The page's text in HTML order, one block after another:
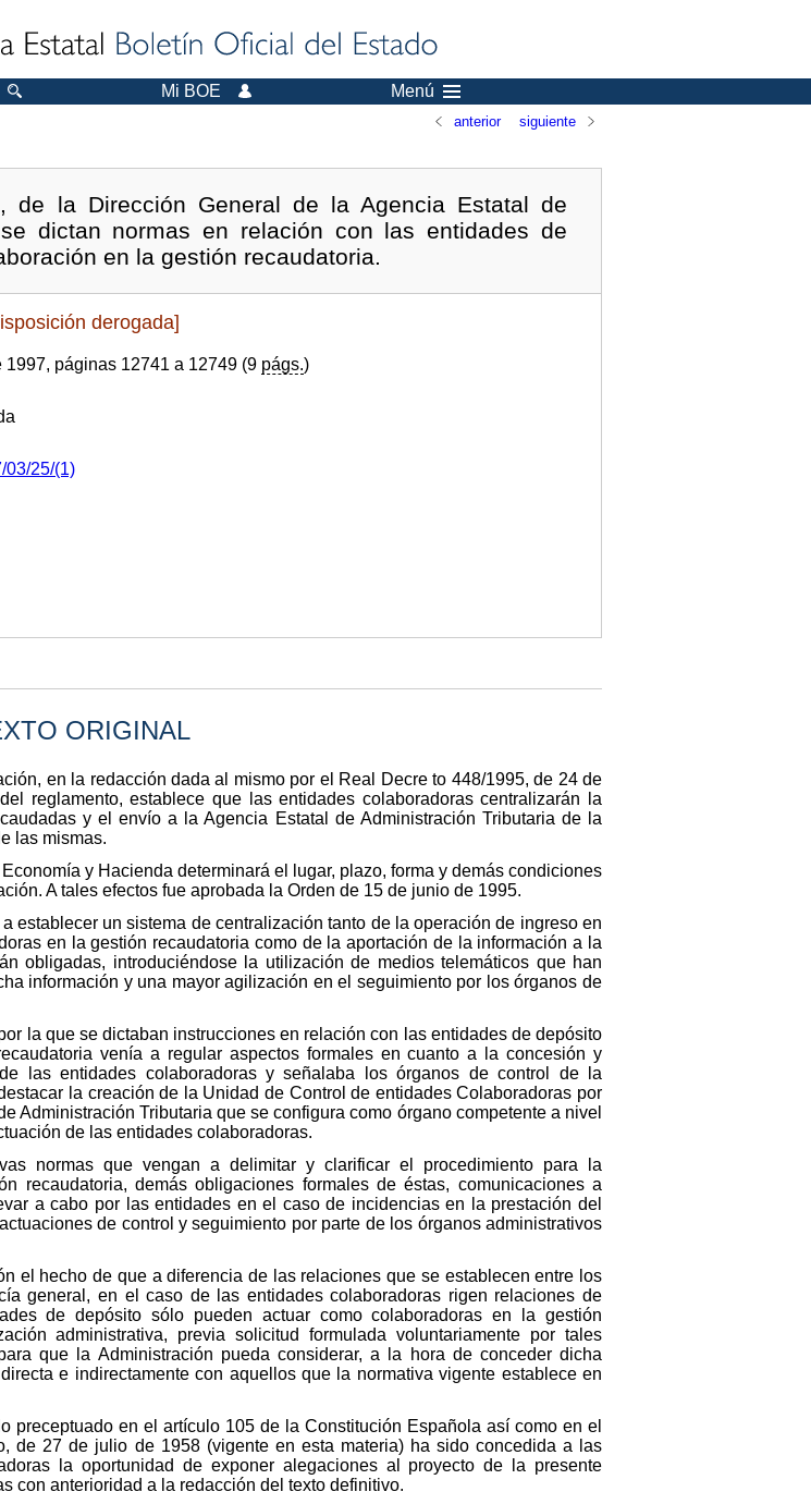
Mi BOE Menú
anterior siguiente
de la Dirección General de la Agencia Estatal de
dictan normas en relación con las entidades de
en la gestión recaudatoria.
derogada]
1997, páginas 12741 a 12749 (9 págs.)
03/25/(1)
ORIGINAL
en la redacción dada al mismo por el Real Decre to 448/1995, de 24 de
reglamento, establece que las entidades colaboradoras centralizarán la
y el envío a la Agencia Estatal de Administración Tributaria de la
las mismas.
y Hacienda determinará el lugar, plazo, forma y demás condiciones
A tales efectos fue aprobada la Orden de 15 de junio de 1995.
establecer un sistema de centralización tanto de la operación de ingreso en
en la gestión recaudatoria como de la aportación de la información a la
obligadas, introduciéndose la utilización de medios telemáticos que han
información y una mayor agilización en el seguimiento por los órganos de
la que se dictaban instrucciones en relación con las entidades de depósito
venía a regular aspectos formales en cuanto a la concesión y
las entidades colaboradoras y señalaba los órganos de control de la
la creación de la Unidad de Control de entidades Colaboradoras por
Administración Tributaria que se configura como órgano competente a nivel
de las entidades colaboradoras.
normas que vengan a delimitar y clarificar el procedimiento para la
recaudatoria, demás obligaciones formales de éstas, comunicaciones a
a cabo por las entidades en el caso de incidencias en la prestación del
de control y seguimiento por parte de los órganos administrativos
el hecho de que a diferencia de las relaciones que se establecen entre los
general, en el caso de las entidades colaboradoras rigen relaciones de
de depósito sólo pueden actuar como colaboradoras en la gestión
administrativa, previa solicitud formulada voluntariamente por tales
que la Administración pueda considerar, a la hora de conceder dicha
e indirectamente con aquellos que la normativa vigente establece en
preceptuado en el artículo 105 de la Constitución Española así como en el
de 27 de julio de 1958 (vigente en esta materia) ha sido concedida a las
la oportunidad de exponer alegaciones al proyecto de la presente
con anterioridad a la redacción del texto definitivo.